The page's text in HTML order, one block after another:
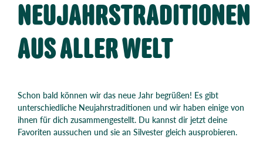
NEUJAHRSTRADITIONEN
AUS ALLER WELT
Schon bald können wir das neue Jahr begrüßen! Es gibt
unterschiedliche Neujahrstraditionen und wir haben einige von
ihnen für dich zusammengestellt. Du kannst dir jetzt deine
Favoriten aussuchen und sie an Silvester gleich ausprobieren.